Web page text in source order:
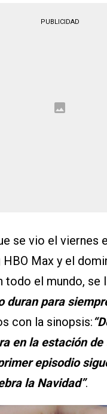
PUBLICIDAD
se vio el viernes
Max y el
todo el mundo, se
duran para
con la sinopsis:
en la estación de
episodio
la Navidad”.